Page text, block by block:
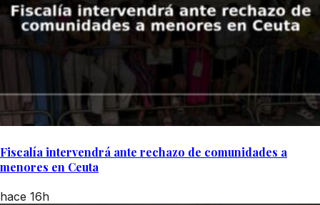
Fiscalía intervendrá ante rechazo de comunidades a
menores en Ceuta
hace 16h